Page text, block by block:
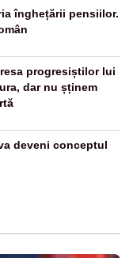
înghețării pensiilor.
progresiștilor lui
dar nu șținem
deveni conceptul